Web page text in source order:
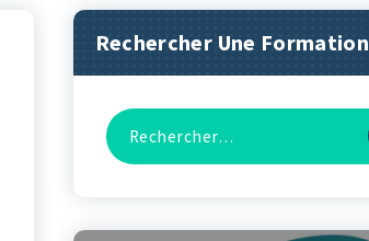
Rechercher Une Formation
RECHERCHE
POUR :